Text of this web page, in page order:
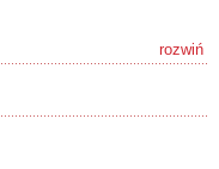
rozwiń